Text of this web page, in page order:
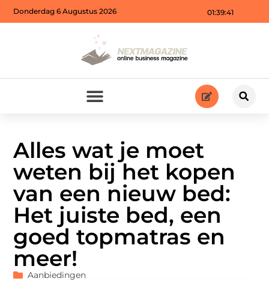
01:39:43
Donderdag 6 Augustus 2026
Alles wat je moet
weten bij het kopen
van een nieuw bed:
Het juiste bed, een
goed topmatras en
meer!
Aanbiedingen